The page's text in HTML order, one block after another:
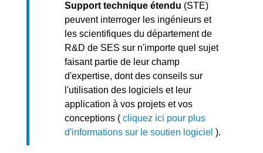
Support technique étendu (STE)
peuvent interroger les ingénieurs et
les scientifiques du département de
R&D de SES sur n'importe quel sujet
faisant partie de leur champ
d'expertise, dont des conseils sur
l'utilisation des logiciels et leur
application à vos projets et vos
conceptions ( cliquez ici pour plus
d'informations sur le soutien logiciel ).